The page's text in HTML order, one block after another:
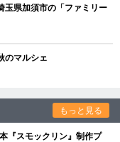
県加須市の「ファミリー
のマルシェ
もっと見る
『スモックリン』制作プ